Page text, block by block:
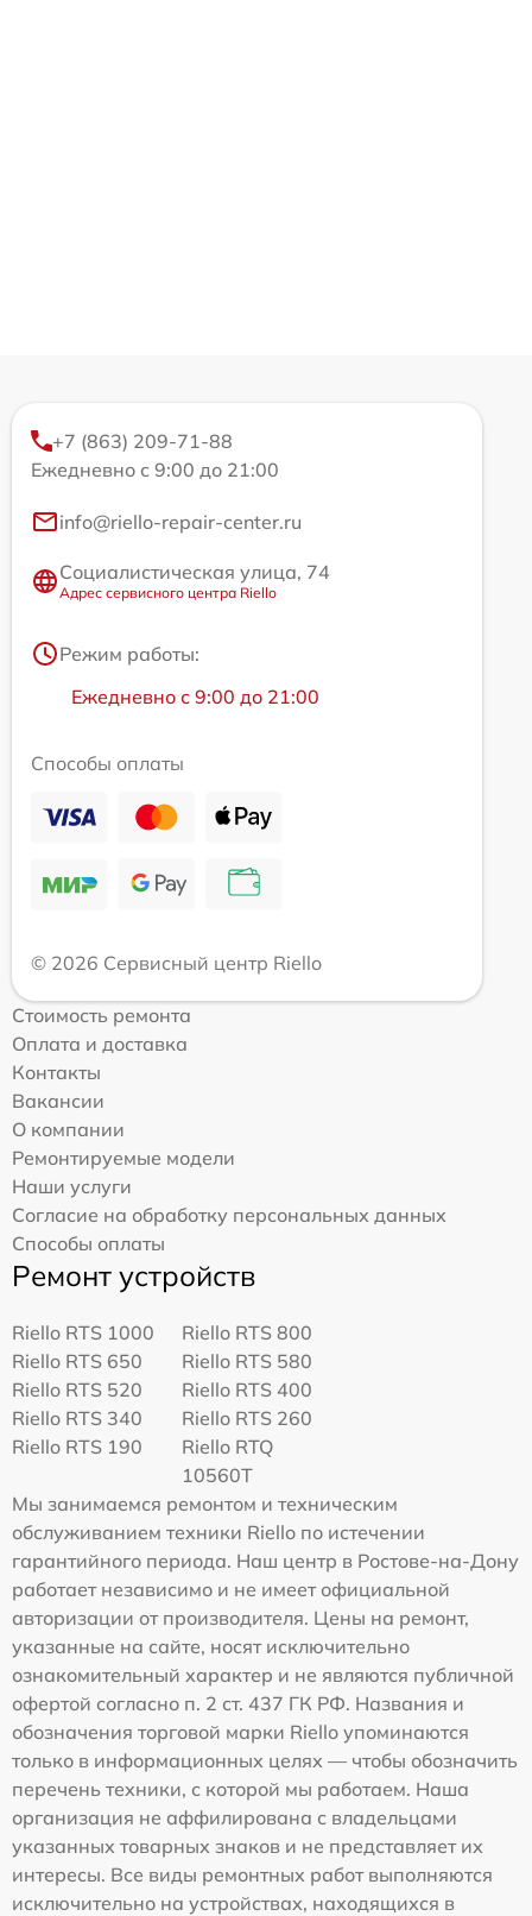
+7 (863) 209-71-88
Ежедневно с 9:00 до 21:00
info@riello-repair-center.ru
Социалистическая улица, 74
Адрес сервисного центра Riello
Режим работы:
Ежедневно с 9:00 до 21:00
Способы оплаты
© 2026 Сервисный центр Riello
Стоимость ремонта
Оплата и доставка
Контакты
Вакансии
О компании
Ремонтируемые модели
Наши услуги
Согласие на обработку персональных данных
Способы оплаты
Ремонт устройств
Riello RTS 1000
Riello RTS 800
Riello RTS 650
Riello RTS 580
Riello RTS 520
Riello RTS 400
Riello RTS 340
Riello RTS 260
Riello RTS 190
Riello RTQ
10560T
Мы занимаемся ремонтом и техническим
обслуживанием техники Riello по истечении
гарантийного периода. Наш центр в Ростове-на-Дону
работает независимо и не имеет официальной
авторизации от производителя. Цены на ремонт,
указанные на сайте, носят исключительно
ознакомительный характер и не являются публичной
офертой согласно п. 2 ст. 437 ГК РФ. Названия и
обозначения торговой марки Riello упоминаются
только в информационных целях — чтобы обозначить
перечень техники, с которой мы работаем. Наша
организация не аффилирована с владельцами
указанных товарных знаков и не представляет их
интересы. Все виды ремонтных работ выполняются
исключительно на устройствах, находящихся в